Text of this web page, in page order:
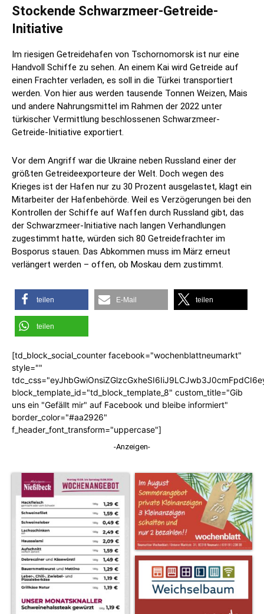
Stockende Schwarzmeer-Getreide-
Initiative
Im riesigen Getreidehafen von Tschornomorsk ist nur eine
Handvoll Schiffe zu sehen. An einem Kai wird Getreide auf
einen Frachter verladen, es soll in die Türkei transportiert
werden. Von hier aus werden tausende Tonnen Weizen, Mais
und andere Nahrungsmittel im Rahmen der 2022 unter
türkischer Vermittlung beschlossenen Schwarzmeer-
Getreide-Initiative exportiert.
Vor dem Angriff war die Ukraine neben Russland einer der
größten Getreideexporteure der Welt. Doch wegen des
Krieges ist der Hafen nur zu 30 Prozent ausgelastet, klagt ein
Mitarbeiter der Hafenbehörde. Weil es Verzögerungen bei den
Kontrollen der Schiffe auf Waffen durch Russland gibt, das
der Schwarzmeer-Initiative nach langen Verhandlungen
zugestimmt hatte, würden sich 80 Getreidefrachter im
Bosporus stauen. Das Abkommen muss im März erneut
verlängert werden – offen, ob Moskau dem zustimmt.
teilen E-Mail teilen
teilen
[td_block_social_counter facebook="wochenblattneumarkt"
style=""
block_template_id="td_block_template_8" custom_title="Gib
uns ein "Gefällt mir" auf Facebook und bleibe informiert"
border_color="#aa2926"
f_header_font_transform="uppercase"]
-Anzeigen-